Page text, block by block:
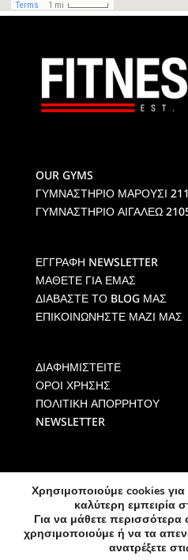
OUR GYMS
ΓΥΜΝΑΣΤΗΡΙΟ ΜΑΡΟΥΣΙ
ΓΥΜΝΑΣΤΗΡΙΟ ΑΙΓΑΛΕΩ
ΕΓΓΡΑΦΗ NEWSLETTER
ΜΑΘΕΤΕ ΓΙΑ ΕΜΑΣ
ΔΙΑΒΑΣΤΕ ΤΟ BLOG ΜΑΣ
ΕΠΙΚΟΙΝΩΝΗΣΤΕ ΜΑΖΙ ΜΑΣ
ΔΙΑΦΗΜΙΣΤΕΙΤΕ
ΟΡΟΙ ΧΡΗΣΗΣ
ΠΟΛΙΤΙΚΗ ΑΠΟΡΡΗΤΟΥ
NEWSLETTER
Χρησιμοποιούμε cookies
καλύτερη εμπειρία
Για να μάθετε περισσότερα
χρησιμοποιούμε ή να τα
ανατρέξετε
Spiral Mango- All